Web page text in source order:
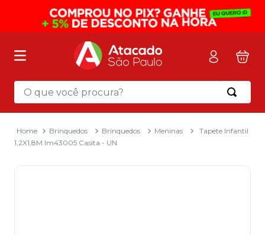
O que você procura?
Brinquedos Brinquedos Meninas
Tapete Infantil
1,2X1,8M Im43005 Casita - UN
Termos mais buscados
mochila
2º sacola
3º papel toalha